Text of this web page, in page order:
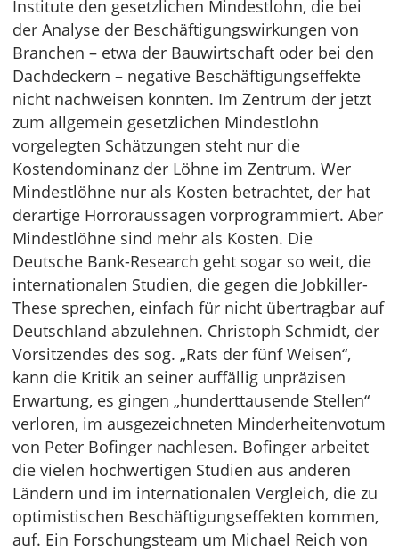
Institute den gesetzlichen Mindestlohn, die bei
der Analyse der Beschäftigungswirkungen von
Branchen – etwa der Bauwirtschaft oder bei den
Dachdeckern – negative Beschäftigungseffekte
nicht nachweisen konnten. Im Zentrum der jetzt
zum allgemein gesetzlichen Mindestlohn
vorgelegten Schätzungen steht nur die
Kostendominanz der Löhne im Zentrum. Wer
Mindestlöhne nur als Kosten betrachtet, der hat
derartige Horroraussagen vorprogrammiert. Aber
Mindestlöhne sind mehr als Kosten. Die
Deutsche Bank-Research geht sogar so weit, die
internationalen Studien, die gegen die Jobkiller-
These sprechen, einfach für nicht übertragbar auf
Deutschland abzulehnen. Christoph Schmidt, der
Vorsitzendes des sog. „Rats der fünf Weisen“,
kann die Kritik an seiner auffällig unpräzisen
Erwartung, es gingen „hunderttausende Stellen“
verloren, im ausgezeichneten Minderheitenvotum
von Peter Bofinger nachlesen. Bofinger arbeitet
die vielen hochwertigen Studien aus anderen
Ländern und im internationalen Vergleich, die zu
optimistischen Beschäftigungseffekten kommen,
auf. Ein Forschungsteam um Michael Reich von